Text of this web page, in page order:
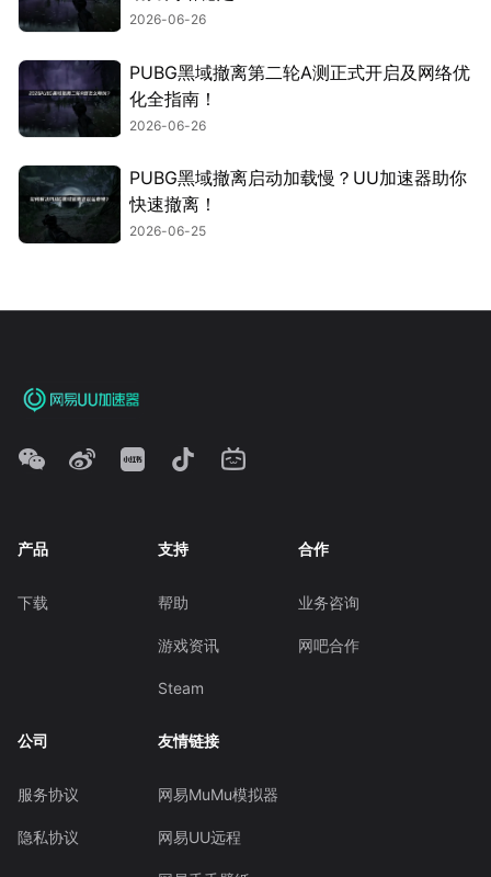
2026-06-26
PUBG黑域撤离第二轮A测正式开启及网络优
化全指南！
2026-06-26
PUBG黑域撤离启动加载慢？UU加速器助你
快速撤离！
2026-06-25
产品
下载
支持
帮助
游戏资讯
Steam
合作
业务咨询
网吧合作
公司
服务协议
隐私协议
友情链接
网易MuMu模拟器
网易UU远程